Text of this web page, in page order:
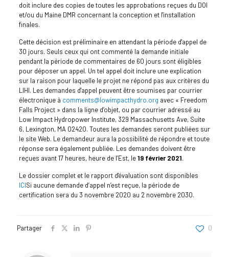
doit inclure des copies de toutes les approbations reçues du DOI
et/ou du Maine DMR concernant la conception et l'installation
finales.
Cette décision est préliminaire en attendant la période d'appel de
30 jours. Seuls ceux qui ont commenté la demande initiale
pendant la période de commentaires de 60 jours sont éligibles
pour déposer un appel. Un tel appel doit inclure une explication
sur la raison pour laquelle le projet ne répond pas aux critères du
LIHI. Les demandes d'appel peuvent être soumises par courrier
électronique à comments@lowimpacthydro.org avec « Freedom
Falls Project » dans la ligne d’objet, ou par courrier adressé au
Low Impact Hydropower Institute, 329 Massachusetts Ave, Suite
6, Lexington, MA 02420. Toutes les demandes seront publiées sur
le site Web. Le demandeur aura la possibilité de répondre et toute
réponse sera également publiée. Les demandes doivent être
reçues avant 17 heures, heure de l’Est, le19 février 2021.
Le dossier complet et le rapport d'évaluation sont disponibles
ICISi aucune demande d’appel n’est reçue, la période de
certification sera du 3 novembre 2020 au 2 novembre 2030.
Partager 0